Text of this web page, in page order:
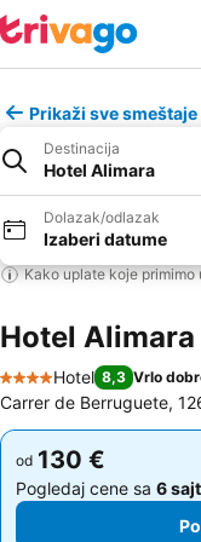
Prikaži sve
Destinacija
Hotel Alimara
Dolazak/odlazak
Izaberi datume
Kako uplate koje primimo
Hotel Alimara
4 Zvezdice
Hotel 8,3 Vrlo
Carrer de Berruguete,
od 130 €
Pogledaj cene sa 6
od 130 €
Pogledaj cene sa 6